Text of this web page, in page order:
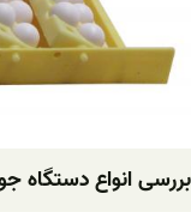
بررسی انواع دستگاه